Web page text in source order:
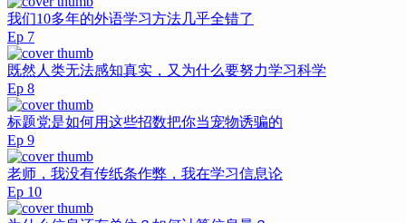
我们10多年的外语学习方法几乎全错了
Ep 7
既然人类无法感知真实，又为什么要努力学习科学
Ep 8
标题党是如何用这些招数把你当宠物诱骗的
Ep 9
老师，我没有传纸条作弊，我在学习信息论
Ep 10